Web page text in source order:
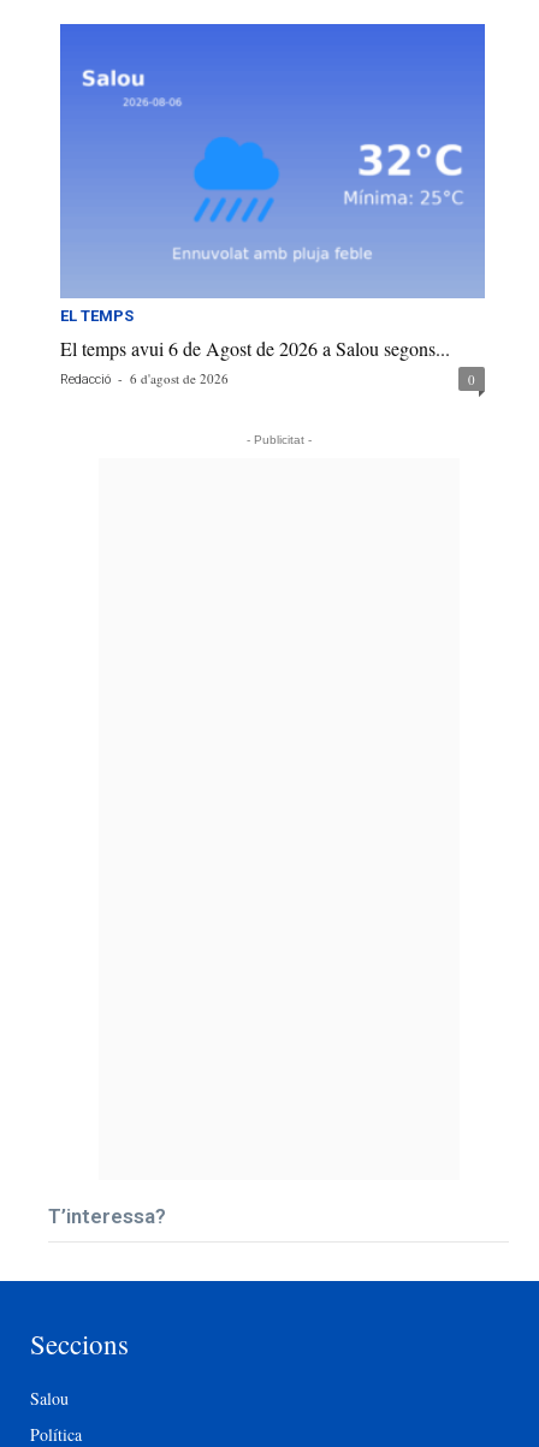
EL TEMPS
El temps avui 6 de Agost de 2026 a Salou segons...
Redacció - 6 d'agost de 2026 0
- Publicitat -
T’interessa?
Seccions
Salou
Política